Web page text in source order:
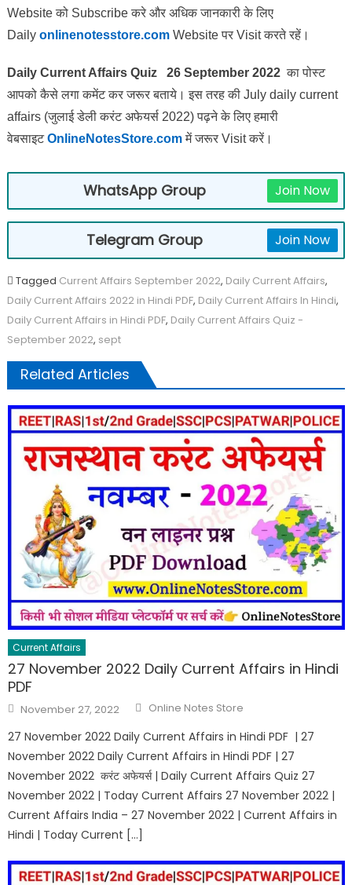
Website को Subscribe करे और अधिक जानकारी के लिए
Daily onlinenotesstore.comWebsite पर Visit करते रहें।
Daily Current Affairs Quiz 26 September 2022 का पोस्ट
आपको कैसे लगा कमेंट कर जरूर बताये।इस तरह की July daily current
affairs (जुलाई डेली करंट अफेयर्स 2022) पढ़ने के लिए हमारी
वेबसाइटOnlineNotesStore.comमें जरूर Visit करें।
WhatsApp Group Join Now
Telegram Group Join Now
Tagged Current Affairs September 2022, Daily Current Affairs,
Daily Current Affairs 2022 in Hindi PDF, Daily Current Affairs In Hindi,
Daily Current Affairs in Hindi PDF, Daily Current Affairs Quiz -
September 2022, sept
Related Articles
Current Affairs
27 November 2022 Daily Current Affairs in Hindi
PDF
November 27, 2022 Online Notes Store
27 November 2022 Daily Current Affairs in Hindi PDF | 27
November 2022 Daily Current Affairs in Hindi PDF | 27
November 2022 करंट अफेयर्स | Daily Current Affairs Quiz 27
November 2022 | Today Current Affairs 27 November 2022 |
Current Affairs India – 27 November 2022 | Current Affairs in
Hindi | Today Current […]